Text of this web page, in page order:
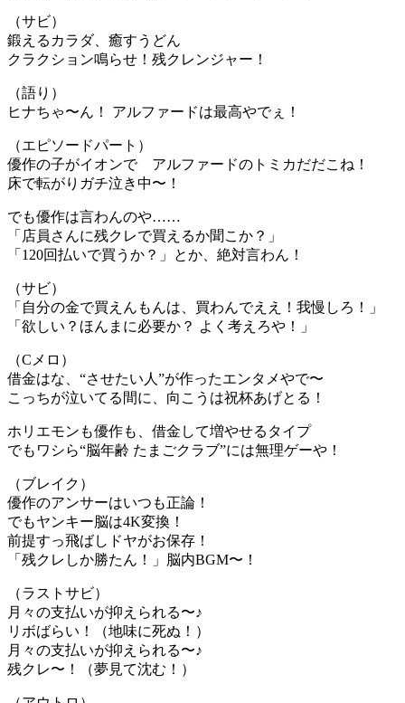
（サビ）
鍛えるカラダ、癒すうどん
クラクション鳴らせ！残クレンジャー！
（語り）
ヒナちゃ〜ん！ アルファードは最高やでぇ！
（エピソードパート）
優作の子がイオンで アルファードのトミカだだこね！
床で転がりガチ泣き中〜！
でも優作は言わんのや……
「店員さんに残クレで買えるか聞こか？」
「120回払いで買うか？」とか、絶対言わん！
（サビ）
「自分の金で買えんもんは、買わんでええ！我慢しろ！」
「欲しい？ほんまに必要か？ よく考えろや！」
（Cメロ）
借金はな、“させたい人”が作ったエンタメやで〜
こっちが泣いてる間に、向こうは祝杯あげとる！
ホリエモンも優作も、借金して増やせるタイプ
でもワシら“脳年齢 たまごクラブ”には無理ゲーや！
（ブレイク）
優作のアンサーはいつも正論！
でもヤンキー脳は4K変換！
前提すっ飛ばしドヤがお保存！
「残クレしか勝たん！」脳内BGM〜！
（ラストサビ）
月々の支払いが抑えられる〜♪
リボばらい！（地味に死ぬ！）
月々の支払いが抑えられる〜♪
残クレ〜！（夢見て沈む！）